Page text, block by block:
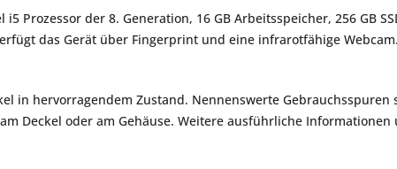
Prozessor der 8. Generation, 16 GB Arbeitsspeicher, 256 GB
das Gerät über Fingerprint und eine infrarotfähige Webcam.
in hervorragendem Zustand. Nennenswerte
Deckel oder am Gehäuse. Weitere ausführliche